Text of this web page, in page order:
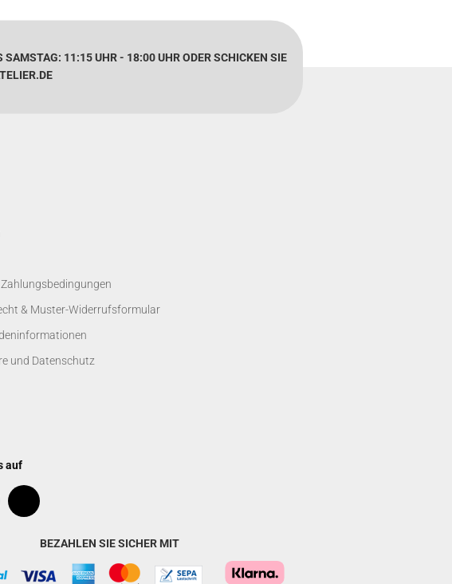
SAMSTAG: 11:15 UHR - 18:00 UHR ODER SCHICKEN SIE
& Muster-Widerrufsformular
und Datenschutz
auf
BEZAHLEN SIE SICHER MIT